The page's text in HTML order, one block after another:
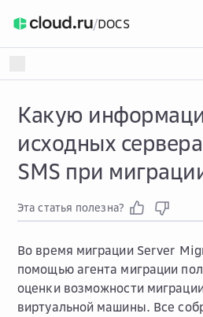
/DOCS
Какую
исходных
SMS при
Эта статья полезна?
Во время миграции Server
помощью агента миграции
оценки возможности
виртуальной машины. Все